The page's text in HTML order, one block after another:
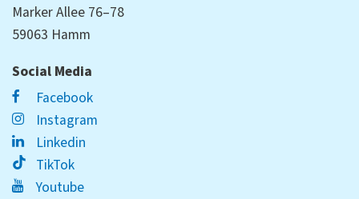
Marker Allee 76–78
59063 Hamm
Social Media
Facebook
Instagram
Linkedin
TikTok
Youtube